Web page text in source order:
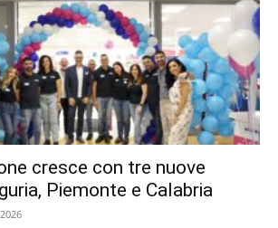
cresce con tre nuove
Piemonte e Calabria